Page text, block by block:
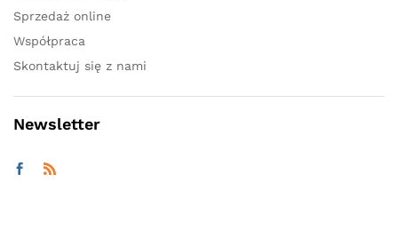
Sprzedaż online
Współpraca
Skontaktuj się z nami
Newsletter